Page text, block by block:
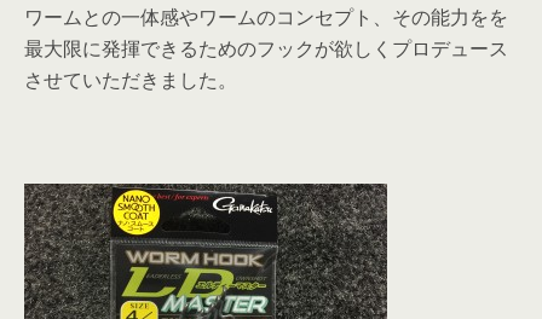
ワームとの一体感やワームのコンセプト、その能力をを
最大限に発揮できるためのフックが欲しくプロデュース
させていただきました。